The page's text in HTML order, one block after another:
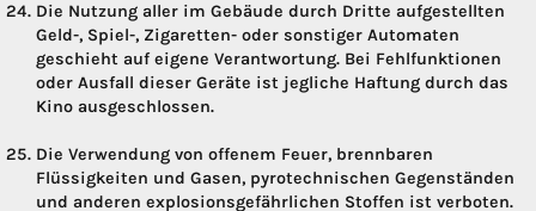
Die Nutzung aller im Gebäude durch Dritte aufgestellten
Geld-, Spiel-, Zigaretten- oder sonstiger Automaten
geschieht auf eigene Verantwortung. Bei Fehlfunktionen
oder Ausfall dieser Geräte ist jegliche Haftung durch das
Kino ausgeschlossen.
Die Verwendung von offenem Feuer, brennbaren
Flüssigkeiten und Gasen, pyrotechnischen Gegenständen
und anderen explosionsgefährlichen Stoffen ist verboten.